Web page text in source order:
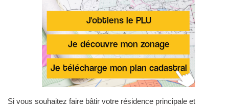
Si vous souhaitez faire bâtir votre résidence principale et